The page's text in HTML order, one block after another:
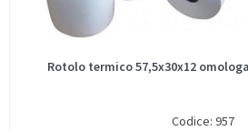
Rotolo termico 57,5x30x12
Codice: 957